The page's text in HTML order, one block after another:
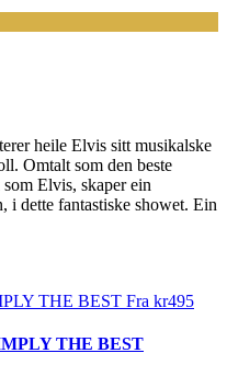
heile Elvis sitt musikalske
Omtalt som den beste
Elvis, skaper ein
i dette fantastiske showet. Ein
THE BEST Fra kr495
THE BEST